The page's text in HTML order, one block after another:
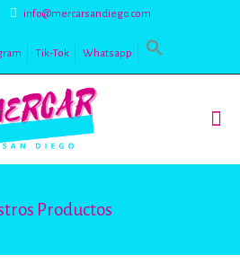
info@mercarsandiego.com
Tik-Tok Whatsapp
Productos